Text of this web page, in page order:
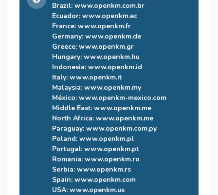
Brazil: www.openkm.com.br
Ecuador: www.openkm.ec
France: www.openkm.fr
Germany: www.openkm.de
Greece: www.openkm.gr
Hungary: www.openkm.hu
Indonesia: www.openkm.id
Italy: www.openkm.it
Malaysia: www.openkm.my
México: www.openkm-mexico.com
Middle East: www.openkm.me
North Africa: www.openkm.me
Paraguay: www.openkm.com.py
Poland: www.openkm.pl
Portugal: www.openkm.pt
Romania: www.openkm.ro
Serbia: www.openkm.rs
Spain: www.openkm.com
USA: www.openkm.us